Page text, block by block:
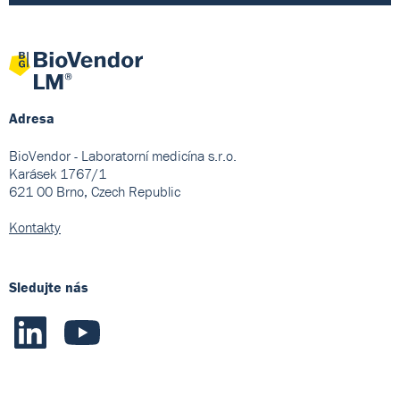
Adresa
BioVendor - Laboratorní medicína s.r.o.
Karásek 1767/1
621 00 Brno, Czech Republic
Kontakty
Sledujte nás